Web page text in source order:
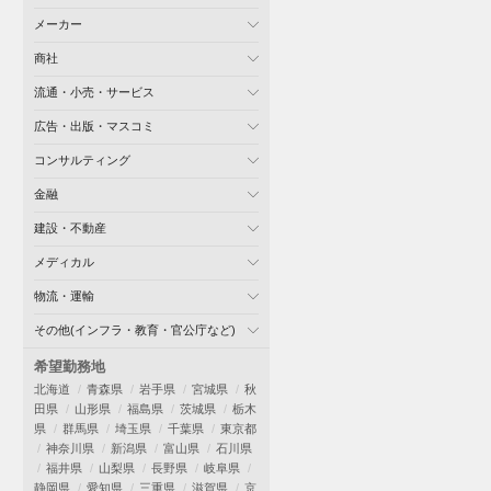
メーカー
商社
流通・小売・サービス
広告・出版・マスコミ
コンサルティング
金融
建設・不動産
メディカル
物流・運輸
その他(インフラ・教育・官公庁など)
希望勤務地
北海道 青森県 岩手県 宮城県
秋
田県
山形県 福島県 茨城県
栃木
県
群馬県 埼玉県 千葉県
東京都
神奈川県
新潟県 富山県
石川県
福井県
山梨県 長野県
岐阜県
静岡県
愛知県 三重県 滋賀県 京